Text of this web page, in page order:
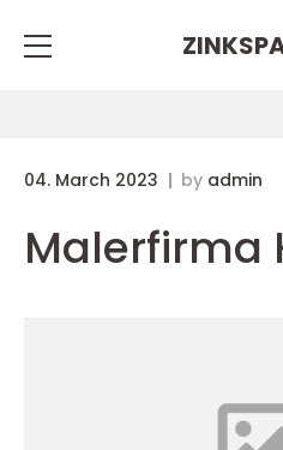
04. March 2023 by admin
Malerfirma